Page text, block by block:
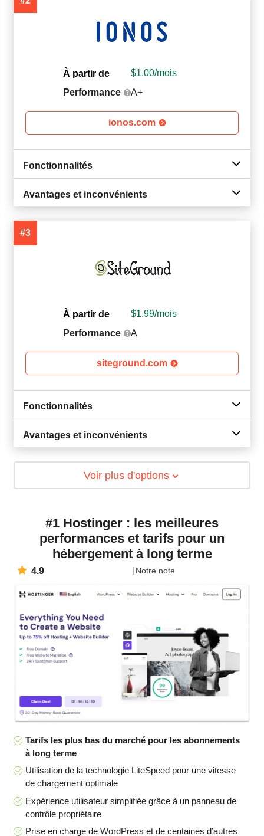
À partir de $1.00/mois
Performance
A+
ionos.com
Fonctionnalités
Avantages et inconvénients
#3
À partir de $1.99/mois
Performance
A
siteground.com
Fonctionnalités
Avantages et inconvénients
Voir plus d'options
#1 Hostinger : les meilleures
performances et tarifs pour un
hébergement à long terme
4.9 Notre note
Tarifs les plus bas du marché pour les abonnements
à long terme
Utilisation de la technologie LiteSpeed pour une vitesse
de chargement optimale
Expérience utilisateur simplifiée grâce à un panneau de
contrôle propriétaire
Prise en charge de WordPress et de centaines d’autres